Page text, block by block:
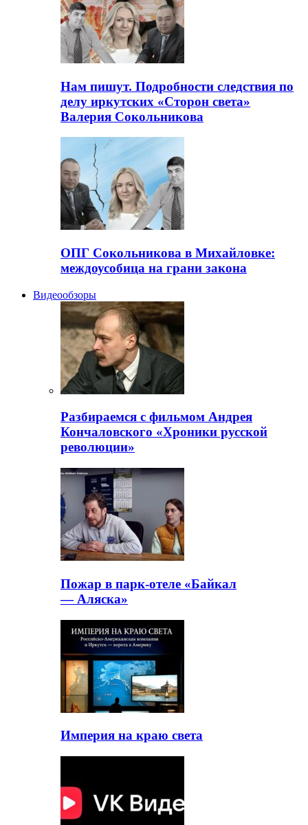
Нам пишут. Подробности следствия по
делу иркутских «Сторон света»
Валерия Сокольникова
ОПГ Сокольникова в Михайловке:
междоусобица на грани закона
Видеообзоры
Разбираемся с фильмом Андрея
Кончаловского «Хроники русской
революции»
Пожар в парк-отеле «Байкал
— Аляска»
Империя на краю света